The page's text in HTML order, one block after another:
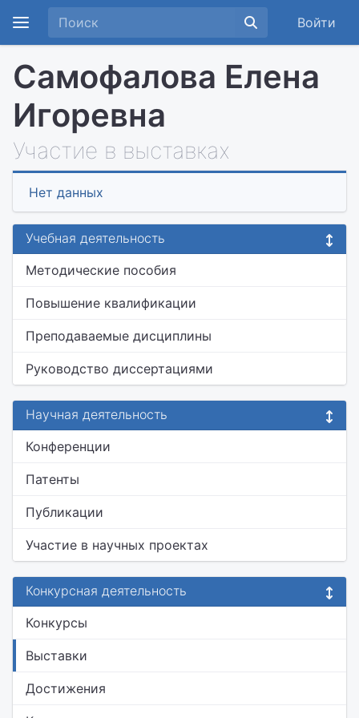
Войти
Самофалова Елена
Игоревна
Участие в выставках
Нет данных
Учебная деятельность
Методические пособия
Повышение квалификации
Преподаваемые дисциплины
Руководство диссертациями
Научная деятельность
Конференции
Патенты
Публикации
Участие в научных проектах
Конкурсная деятельность
Конкурсы
Выставки
Достижения